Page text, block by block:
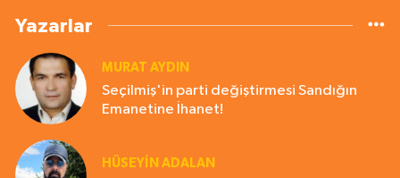
Yazarlar
MURAT AYDIN
Seçilmiş'in parti değiştirmesi Sandığın
Emanetine İhanet!
HÜSEYIN ADALAN